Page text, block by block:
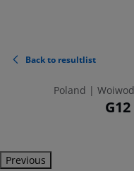
Back to resultlist
Poland |
Previous